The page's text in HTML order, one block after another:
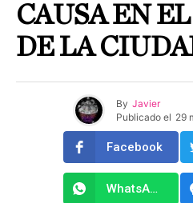
CAUSA EN
DE LA
By Javier
Publicado el 29
Facebook
WhatsApp